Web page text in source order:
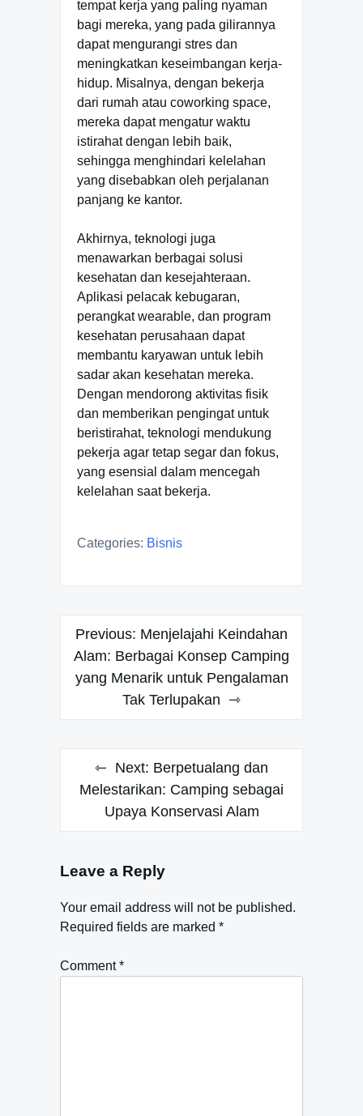
tempat kerja yang paling nyaman
bagi mereka, yang pada gilirannya
dapat mengurangi stres dan
meningkatkan keseimbangan kerja-
hidup. Misalnya, dengan bekerja
dari rumah atau coworking space,
mereka dapat mengatur waktu
istirahat dengan lebih baik,
sehingga menghindari kelelahan
yang disebabkan oleh perjalanan
panjang ke kantor.
Akhirnya, teknologi juga
menawarkan berbagai solusi
kesehatan dan kesejahteraan.
Aplikasi pelacak kebugaran,
perangkat wearable, dan program
kesehatan perusahaan dapat
membantu karyawan untuk lebih
sadar akan kesehatan mereka.
Dengan mendorong aktivitas fisik
dan memberikan pengingat untuk
beristirahat, teknologi mendukung
pekerja agar tetap segar dan fokus,
yang esensial dalam mencegah
kelelahan saat bekerja.
Categories: Bisnis
Post
navigation
Previous: Menjelajahi Keindahan
Alam: Berbagai Konsep Camping
yang Menarik untuk Pengalaman
Tak Terlupakan
Next: Berpetualang dan
Melestarikan: Camping sebagai
Upaya Konservasi Alam
Leave a Reply
Your email address will not be published.
Required fields are marked *
Comment*